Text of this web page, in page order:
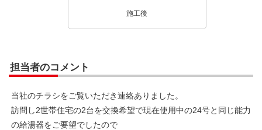
施工後
担当者のコメント
当社のチラシをご覧いただき連絡ありました。
訪問し2世帯住宅の2台を交換希望で現在使用中の24号と同じ能力
の給湯器をご要望でしたので